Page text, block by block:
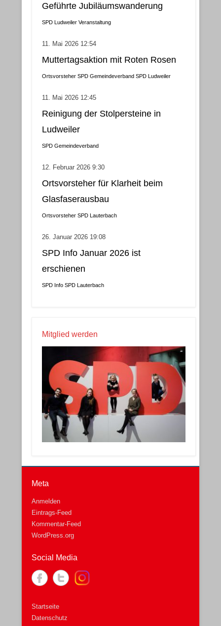
Geführte Jubiläumswanderung
SPD Ludweiler Veranstaltung
11. Mai 2026 12:54
Muttertagsaktion mit Roten Rosen
Ortsvorsteher SPD Gemeindeverband SPD Ludweiler
11. Mai 2026 12:45
Reinigung der Stolpersteine in
Ludweiler
SPD Gemeindeverband
12. Februar 2026 9:30
Ortsvorsteher für Klarheit beim
Glasfaserausbau
Ortsvorsteher SPD Lauterbach
26. Januar 2026 19:08
SPD Info Januar 2026 ist
erschienen
SPD Info SPD Lauterbach
Mitglied werden
Meta
Anmelden
Eintrags-Feed
Kommentar-Feed
WordPress.org
Social Media
Startseite
Datenschutz